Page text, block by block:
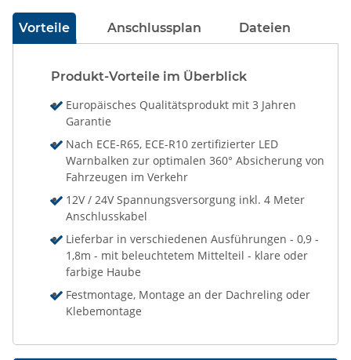
Vorteile Anschlussplan Dateien
Produkt-Vorteile im Überblick
Europäisches Qualitätsprodukt mit 3 Jahren
Garantie
Nach ECE-R65, ECE-R10 zertifizierter LED
Warnbalken zur optimalen 360° Absicherung von
Fahrzeugen im Verkehr
12V / 24V Spannungsversorgung inkl. 4 Meter
Anschlusskabel
Lieferbar in verschiedenen Ausführungen - 0,9 -
1,8m - mit beleuchtetem Mittelteil - klare oder
farbige Haube
Festmontage, Montage an der Dachreling oder
Klebemontage